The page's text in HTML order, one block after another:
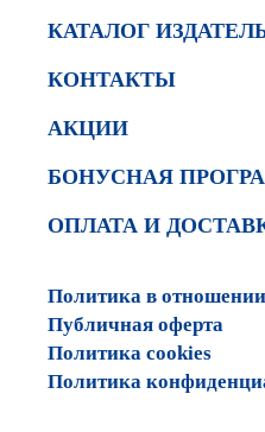
КАТАЛОГ
КОНТАКТЫ
АКЦИИ
БОНУСНАЯ
ОПЛАТА И
Политика в
Публичная оферта
Политика cookies
Политика